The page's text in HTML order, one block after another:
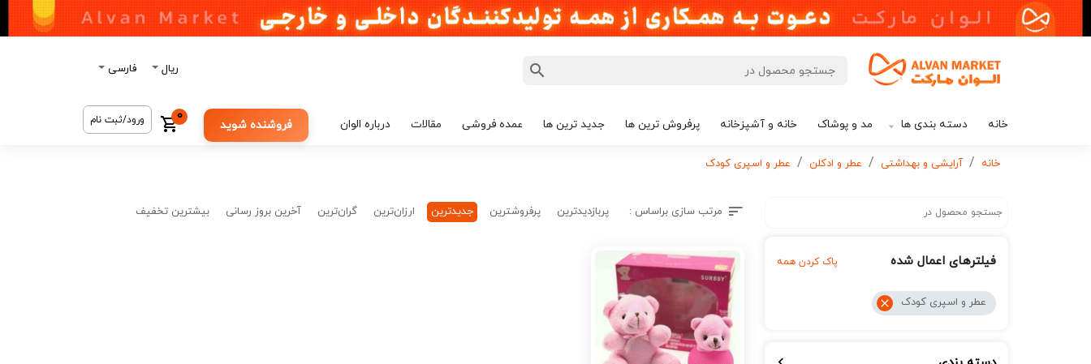
ریال فارسی
خانه دسته بندی ها مد و پوشاک خانه و آشپزخانه پرفروش ترین ها جدید ترین ها عمده فروشی مقالات درباره الوان فروشنده شوید
0 ورود/ثبت نام
خانه آرایشی و بهداشتی عطر و ادکلن عطر و اسپری کودک
فیلترهای اعمال شده پاک کردن همه
عطر و اسپری کودک
مرتب سازی براساس : پربازدیدترین پرفروشترین جدیدترین ارزان‌ترین گران‌ترین آخرین بروز رسانی بیشترین تخفیف